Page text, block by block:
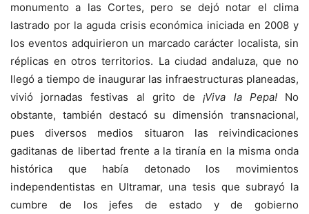
monumento a las Cortes, pero se dejó notar el clima
lastrado por la aguda crisis económica iniciada en 2008 y
los eventos adquirieron un marcado carácter localista, sin
réplicas en otros territorios. La ciudad andaluza, que no
llegó a tiempo de inaugurar las infraestructuras planeadas,
vivió jornadas festivas al grito de¡Viva la Pepa!No
obstante, también destacó su dimensión transnacional,
pues diversos medios situaron las reivindicaciones
gaditanas de libertad frente a la tiranía en la misma onda
histórica que había detonado los movimientos
independentistas en Ultramar, una tesis que subrayó la
cumbre de los jefes de estado y de gobierno